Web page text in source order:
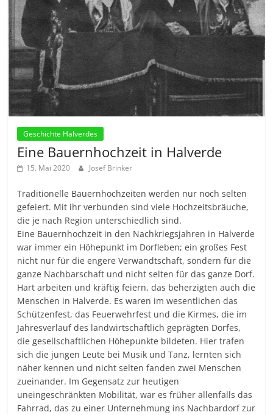
Geschichte Halverdes
Eine Bauernhochzeit in Halverde
15. Mai 2020 Josef Brinker
Traditionelle Bauernhochzeiten werden nur noch selten
gefeiert. Mit ihr verbunden sind viele Hochzeitsbräuche,
die je nach Region unterschiedlich sind.
Eine Bauernhochzeit in den Nachkriegsjahren in Halverde
war immer ein Höhepunkt im Dorfleben; ein großes Fest
nicht nur für die engere Verwandtschaft, sondern für die
ganze Nachbarschaft und nicht selten für das ganze Dorf.
Hart arbeiten und kräftig feiern, das beherzigten auch die
Menschen in Halverde. Es waren im wesentlichen das
Schützenfest, das Feuerwehrfest und die Kirmes, die im
Jahresverlauf des landwirtschaftlich geprägten Dorfes,
die gesellschaftlichen Höhepunkte bildeten. Hier trafen
sich die jungen Leute bei Musik und Tanz, lernten sich
näher kennen und nicht selten fanden zwei Menschen
zueinander. Im Gegensatz zur heutigen
uneingeschränkten Mobilität, war es früher allenfalls das
Fahrrad, das zu einer Unternehmung ins Nachbardorf zur